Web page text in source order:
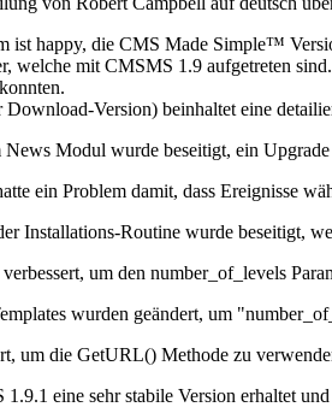
happy, die CMS Made Simple™
welche mit CMSMS 1.9 aufgetreten
Version) beinhaltet eine
Modul wurde beseitigt, ein
ein Problem damit, dass Ereignisse
Installations-Routine wurde beseitigt,
um den number_of_levels
wurden geändert, um
um die GetURL() Methode zu
eine sehr stabile Version erhaltet